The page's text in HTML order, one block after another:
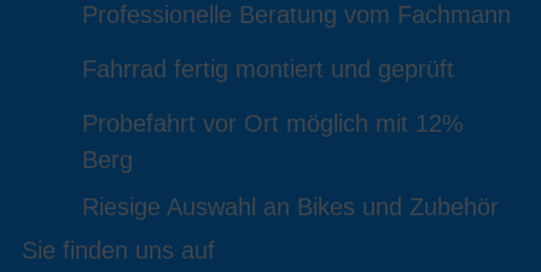
Professionelle Beratung vom Fachmann
Fahrrad fertig montiert und geprüft
Probefahrt vor Ort möglich mit 12%
Berg
Riesige Auswahl an Bikes und Zubehör
Sie finden uns auf